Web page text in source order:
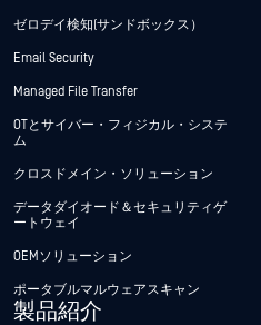
ゼロデイ検知(サンドボックス）
Email Security
Managed File Transfer
OTとサイバー・フィジカル・システ
ム
クロスドメイン・ソリューション
データダイオード＆セキュリティゲ
ートウェイ
OEMソリューション
ポータブルマルウェアスキャン
製品紹介